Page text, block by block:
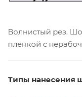
Волнистый рез.
пленкой с
Типы нанесения